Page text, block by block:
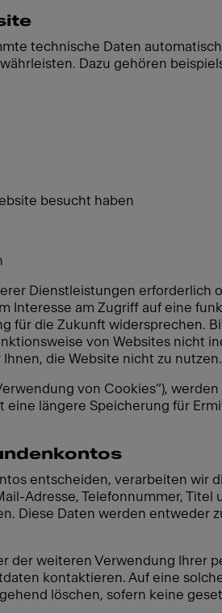
technische Daten
Dazu gehören
besucht haben
Dienstleistungen erforderlich
Interesse am Zugriff auf eine
für die Zukunft widersprechen.
von Websites nicht
die Website nicht zu nutzen.
von Cookies”),
längere Speicherung für
entscheiden, verarbeiten wir
Adresse, Telefonnummer,
Diese Daten werden entweder
der weiteren Verwendung Ihrer
kontaktieren. Auf eine
löschen, sofern keine